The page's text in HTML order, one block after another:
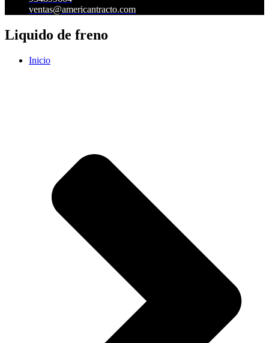
ventas@americantracto.com
Liquido de freno
Inicio